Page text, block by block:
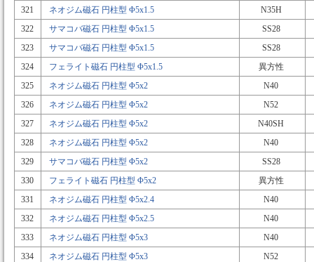
321
ネオジム磁石 円柱型 Φ5x1.5
N35H
322
サマコバ磁石 円柱型 Φ5x1.5
SS28
323
サマコバ磁石 円柱型 Φ5x1.5
SS28
324
フェライト磁石 円柱型 Φ5x1.5
異方性
325
ネオジム磁石 円柱型 Φ5x2
N40
326
ネオジム磁石 円柱型 Φ5x2
N52
327
ネオジム磁石 円柱型 Φ5x2
N40SH
328
ネオジム磁石 円柱型 Φ5x2
N40
329
サマコバ磁石 円柱型 Φ5x2
SS28
330
フェライト磁石 円柱型 Φ5x2
異方性
331
ネオジム磁石 円柱型 Φ5x2.4
N40
332
ネオジム磁石 円柱型 Φ5x2.5
N40
333
ネオジム磁石 円柱型 Φ5x3
N40
334
ネオジム磁石 円柱型 Φ5x3
N52